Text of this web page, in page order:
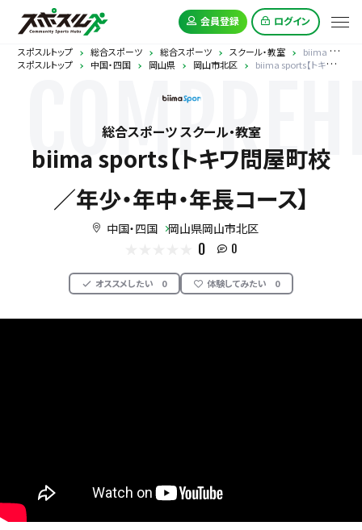
会員登録 ログイン
スポスルトップ 総合スポーツ 総合スポーツ スクール・教室
biima sports【トキワ問屋町校／年少・年中・年長コース】
スポスルトップ
中国・四国 岡山県 岡山市北区 biima sports【トキワ問屋町校／年少・年中・年長コース】
総合スポーツ スクール・教室
biima sports【トキワ問屋町校
／年少・年中・年長コース】
中国・四国 岡山県岡山市北区
0 0
オススメしたい 0 体験してみたい 0